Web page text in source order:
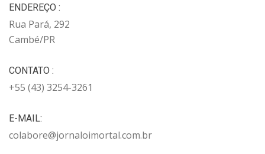
ENDEREÇO :
Rua Pará, 292
Cambé/PR
CONTATO :
+55 (43) 3254-3261
E-MAIL:
colabore@jornaloimortal.com.br